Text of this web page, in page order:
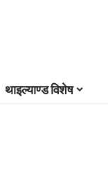
थाइल्याण्ड विशेष